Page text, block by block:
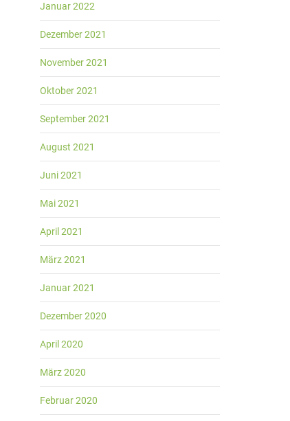
Januar 2022
Dezember 2021
November 2021
Oktober 2021
September 2021
August 2021
Juni 2021
Mai 2021
April 2021
März 2021
Januar 2021
Dezember 2020
April 2020
März 2020
Februar 2020